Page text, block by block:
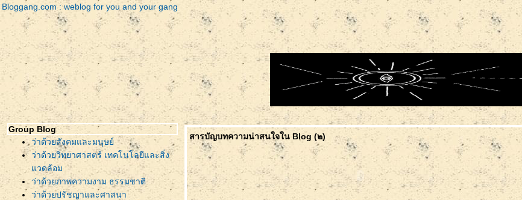
Bloggang.com : weblog for you and your gang
Group Blog
ว่าด้วยสังคมและมนุษย์
ว่าด้วยวิทยาศาสตร์ เทคโนโลยีและสิ่ง
วดล้อม
ว่าด้วยภาพความงาม ธรรมชาติ
ว่าด้วยปรัชญาและศาสนา
สารบัญบทความน่าสนใจใน Blog (๒)